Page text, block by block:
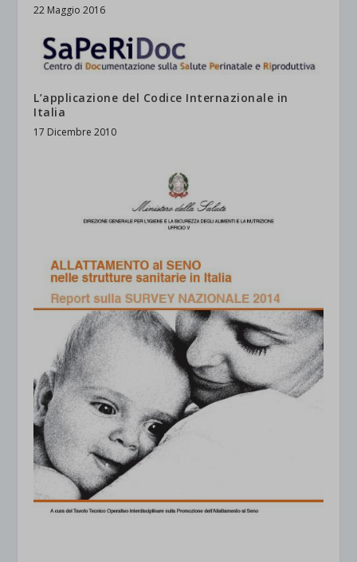
22 Maggio 2016
L’applicazione del Codice Internazionale in
Italia
17 Dicembre 2010